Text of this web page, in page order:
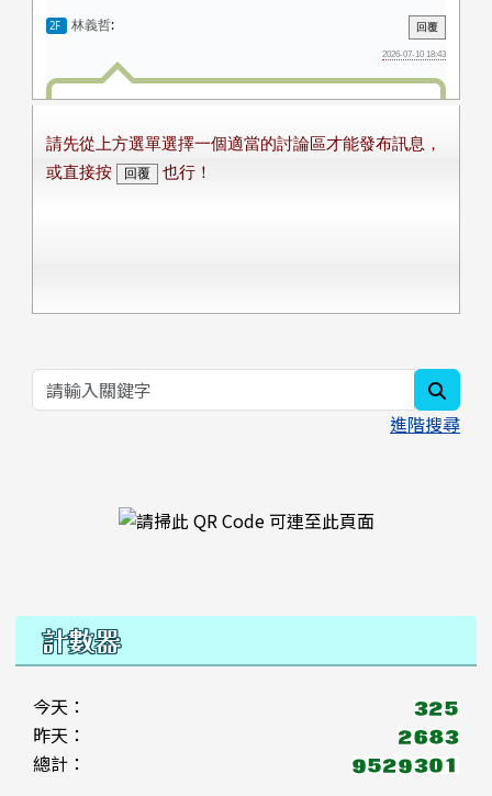
進階搜尋
右邊區域內容
計數器
今天：
昨天：
總計：